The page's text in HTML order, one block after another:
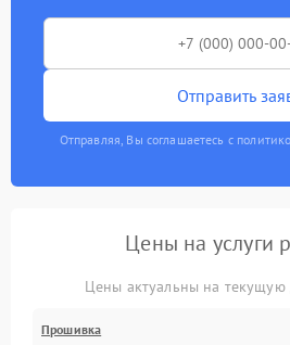
Отправить
Отправляя, Вы соглашаетесь с
Цены на услуги
Цены актуальны на текущую
Прошивка